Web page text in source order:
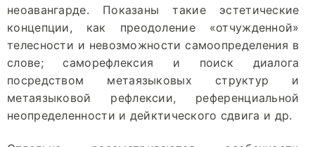
неоавангарде. Показаны такие эстетические
концепции, как преодоление «отчужденной»
телесности и невозможности самоопределения в
слове; саморефлексия и поиск диалога
посредством метаязыковых структур и
метаязыковой рефлексии, референциальной
неопределенности и дейктического сдвига и др.